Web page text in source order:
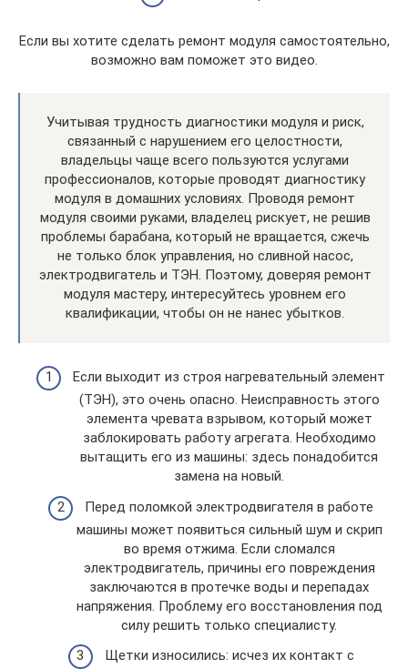
Если вы хотите сделать ремонт модуля самостоятельно,
возможно вам поможет это видео.
Учитывая трудность диагностики модуля и риск,
связанный с нарушением его целостности,
владельцы чаще всего пользуются услугами
профессионалов, которые проводят диагностику
модуля в домашних условиях. Проводя ремонт
модуля своими руками, владелец рискует, не решив
проблемы барабана, который не вращается, сжечь
не только блок управления, но сливной насос,
электродвигатель и ТЭН. Поэтому, доверяя ремонт
модуля мастеру, интересуйтесь уровнем его
квалификации, чтобы он не нанес убытков.
Если выходит из строя нагревательный элемент
(ТЭН), это очень опасно. Неисправность этого
элемента чревата взрывом, который может
заблокировать работу агрегата. Необходимо
вытащить его из машины: здесь понадобится
замена на новый.
Перед поломкой электродвигателя в работе
машины может появиться сильный шум и скрип
во время отжима. Если сломался
электродвигатель, причины его повреждения
заключаются в протечке воды и перепадах
напряжения. Проблему его восстановления под
силу решить только специалисту.
Щетки износились: исчез их контакт с